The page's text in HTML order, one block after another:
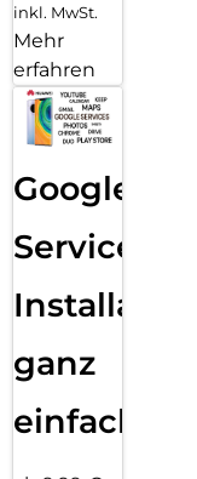
inkl. MwSt.
Mehr
erfahren
Google
Services
Installation
ganz
einfach